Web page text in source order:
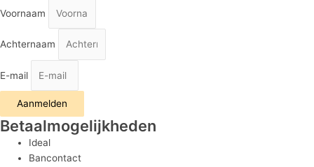
Voornaam
Achternaam
E-mail
Aanmelden
Betaalmogelijkheden
Ideal
Bancontact